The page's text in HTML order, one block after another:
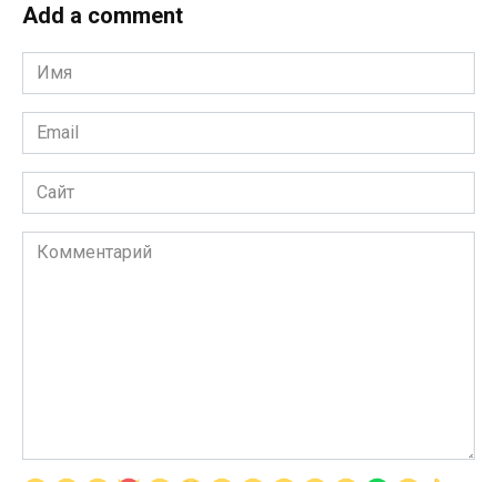
Add a comment
Имя
*
Email
*
Сайт
Комментарий